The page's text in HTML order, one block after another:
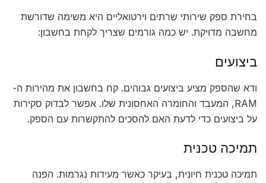
בחירת ספק שירותי שרתים וירטואליים היא משימה שדורשת
מחשבה מדויקת. יש כמה גורמים שצריך לקחת בחשבון:
ביצועים
ודא שהספק מציע ביצועים גבוהים. קח בחשבון את מהירות ה-
RAM, המעבד והחומרה האחסונית שלו. אפשר לבדוק סקירות
על ביצועים כדי לדעת האם להסכים להתקשרות עם הספק.
תמיכה טכנית
תמיכה טכנית חיונית, בעיקר כאשר מעידות נגרמות. הפנה